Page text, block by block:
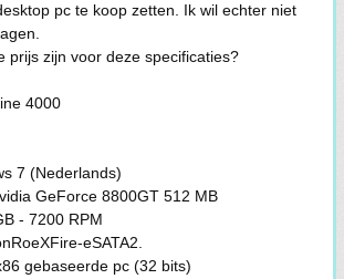
pc te koop zetten. Ik wil echter niet
prijs zijn voor deze specificaties?
4000
7 (Nederlands)
GeForce 8800GT 512 MB
- 7200 RPM
eSATA2.
gebaseerde pc (32 bits)